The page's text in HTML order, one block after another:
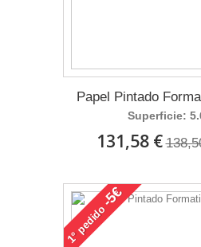
Papel Pintado
Superficie:
131,58 €
1°
pedido
-5€